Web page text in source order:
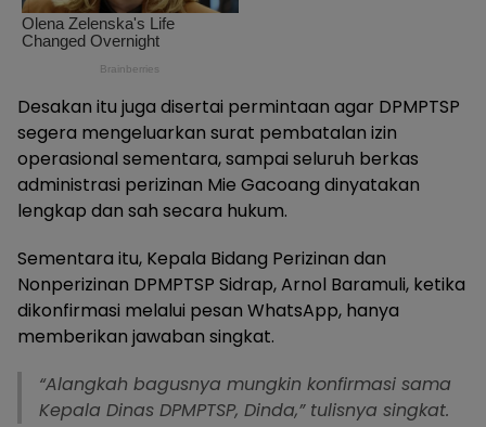
Desakan itu juga disertai permintaan agar DPMPTSP
segera mengeluarkan surat pembatalan izin
operasional sementara, sampai seluruh berkas
administrasi perizinan Mie Gacoang dinyatakan
lengkap dan sah secara hukum.
Sementara itu, Kepala Bidang Perizinan dan
Nonperizinan DPMPTSP Sidrap, Arnol Baramuli, ketika
dikonfirmasi melalui pesan WhatsApp, hanya
memberikan jawaban singkat.
“Alangkah bagusnya mungkin konfirmasi sama
Kepala Dinas DPMPTSP, Dinda,” tulisnya singkat.